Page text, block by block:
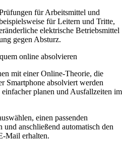
für Arbeitsmittel und
für Leitern und Tritte,
elektrische Betriebsmittel
gegen Absturz.
online absolvieren
mit einer Online-Theorie, die
Smartphone absolviert werden
planen und Ausfallzeiten im
einen passenden
anschließend automatisch den
Mail erhalten.